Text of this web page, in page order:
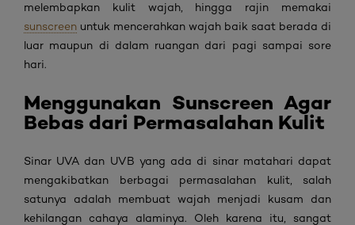
melembapkan kulit wajah, hingga rajin memakai
sunscreen untuk mencerahkan wajah baik saat berada di
luar maupun di dalam ruangan dari pagi sampai sore
hari.
Menggunakan Sunscreen Agar
Bebas dari Permasalahan Kulit
Sinar UVA dan UVB yang ada di sinar matahari dapat
mengakibatkan berbagai permasalahan kulit, salah
satunya adalah membuat wajah menjadi kusam dan
kehilangan cahaya alaminya. Oleh karena itu, sangat